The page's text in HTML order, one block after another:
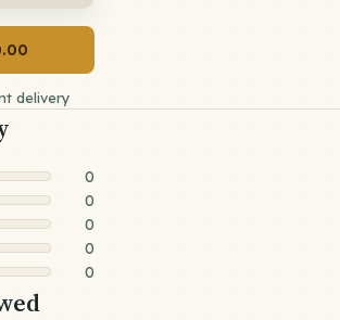
delivery
0
0
0
0
0